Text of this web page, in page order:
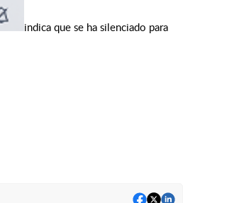
indica que se ha silenciado para